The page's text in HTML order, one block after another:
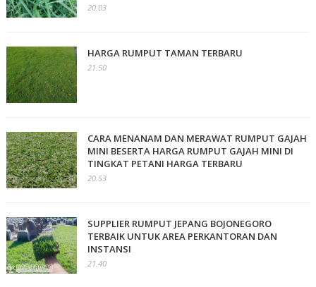
20.03
HARGA RUMPUT TAMAN TERBARU
21.50
CARA MENANAM DAN MERAWAT RUMPUT GAJAH
MINI BESERTA HARGA RUMPUT GAJAH MINI DI
TINGKAT PETANI HARGA TERBARU
20.53
SUPPLIER RUMPUT JEPANG BOJONEGORO
TERBAIK UNTUK AREA PERKANTORAN DAN
INSTANSI
21.40